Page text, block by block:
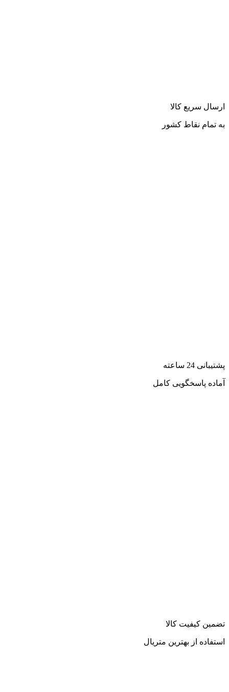
ارسال سریع کالا
به تمام نقاط کشور
پشتیبانی 24 ساعته
آماده پاسخگویی کامل
تضمین کیفیت کالا
استفاده از بهترین متریال